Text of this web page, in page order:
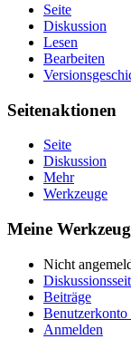
Seite
Diskussion
Lesen
Bearbeiten
Seitenaktionen
Seite
Diskussion
Mehr
Werkzeuge
Meine
Nicht
Beiträge
Benutzerkonto
Anmelden